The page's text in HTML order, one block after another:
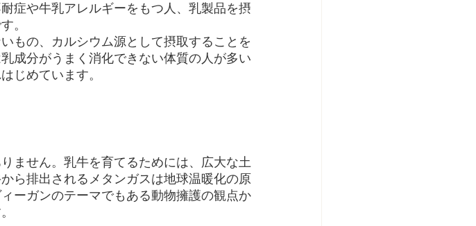
症や牛乳アレルギーをもつ人、乳製品を摂
。
もの、カルシウム源として摂取することを
成分がうまく消化できない体質の人が多い
じめています。
ません。乳牛を育てるためには、広大な土
ら排出されるメタンガスは地球温暖化の原
ーガンのテーマでもある動物擁護の観点か